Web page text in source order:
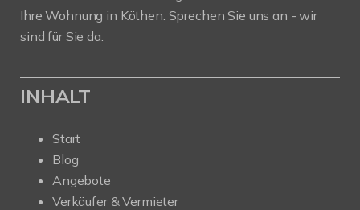
Ihre Wohnung in Köthen. Sprechen Sie uns an - wir
sind für Sie da.
INHALT
Start
Blog
Angebote
Verkäufer & Vermieter